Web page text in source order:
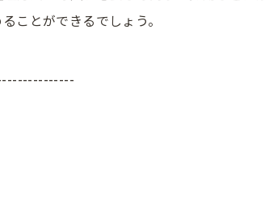
ことができるでしょう。